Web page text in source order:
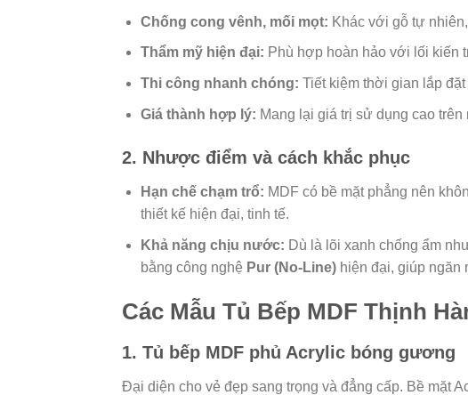
Chống cong vênh, mối mọt: Khác với gỗ tự nhiên,
Thẩm mỹ hiện đại: Phù hợp hoàn hảo với lối kiến
Thi công nhanh chóng: Tiết kiệm thời gian lắp
Giá thành hợp lý: Mang lại giá trị sử dụng cao
2. Nhược điểm và cách khắc phục
Hạn chế chạm trổ: MDF có bề mặt phẳng nên
thiết kế hiện đại, tinh tế.
Khả năng chịu nước: Dù là lõi xanh chống ẩm
bằng công nghệ Pur (No-Line)hiện đại, giúp ngăn
Các Mẫu Tủ Bếp MDF Thịnh
1. Tủ bếp MDF phủ Acrylic bóng gương
Đại diện cho vẻ đẹp sang trọng và đẳng cấp. Bề mặt